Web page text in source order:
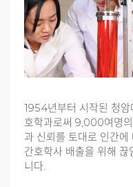
1954년부터 시작된 청
호학과로써 9,000여명
과 신뢰를 토대로 인간
간호학사 배출을 위해
니다.